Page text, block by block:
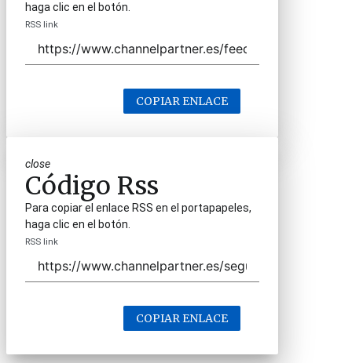
haga clic en el botón.
RSS link
COPIAR ENLACE
close
Código Rss
Para copiar el enlace RSS en el portapapeles,
haga clic en el botón.
RSS link
COPIAR ENLACE